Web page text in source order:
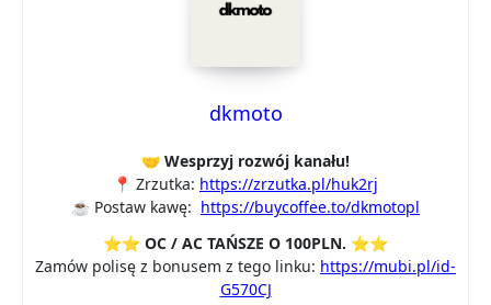
dkmoto
🤝 Wesprzyj rozwój kanału!
📍 Zrzutka: https://zrzutka.pl/huk2rj
☕ Postaw kawę: https://buycoffee.to/dkmotopl
⭐⭐ OC / AC TAŃSZE O 100PLN. ⭐⭐
Zamów polisę z bonusem z tego linku: https://mubi.pl/id-
G570CJ